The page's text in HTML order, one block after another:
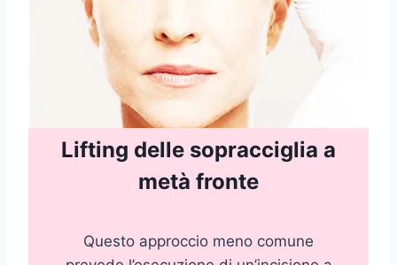
Lifting delle sopracciglia a
metà fronte
Questo approccio meno comune